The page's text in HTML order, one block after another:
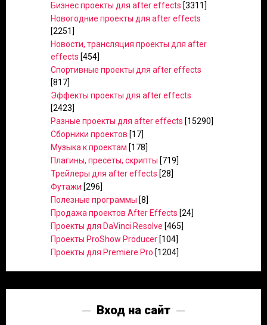
Бизнес проекты для after effects [3311]
Новогодние проекты для after effects
[2251]
Новости, трансляция проекты для after
effects [454]
Спортивные проекты для after effects
[817]
Эффекты проекты для after effects
[2423]
Разные проекты для after effects [15290]
Сборники проектов [17]
Музыка к проектам [178]
Плагины, пресеты, скрипты [719]
Трейлеры для after effects [28]
Футажи [296]
Полезные программы [8]
Продажа проектов After Effects [24]
Проекты для DaVinci Resolve [465]
Проекты ProShow Producer [104]
Проекты для Premiere Pro [1204]
Вход на сайт